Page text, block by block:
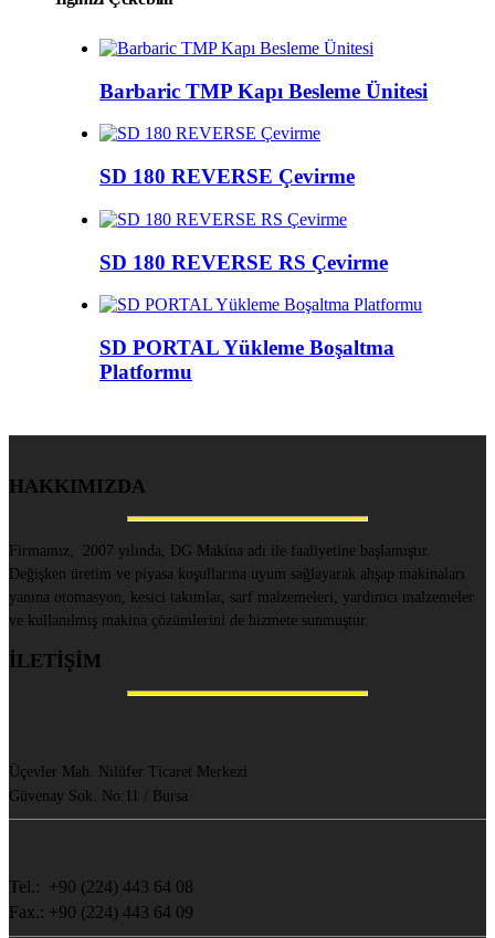
Barbaric TMP Kapı Besleme Ünitesi
SD 180 REVERSE Çevirme
SD 180 REVERSE RS Çevirme
SD PORTAL Yükleme Boşaltma
Platformu
HAKKIMIZDA
Firmamız, 2007 yılında, DG Makina adı ile faaliyetine başlamıştır.
Değişken üretim ve piyasa koşullarına uyum sağlayarak ahşap makinaları
yanına otomasyon, kesici takımlar, sarf malzemeleri, yardımcı malzemeler
ve kullanılmış makina çözümlerini de hizmete sunmuştur.
İLETİŞİM
Üçevler Mah. Nilüfer Ticaret Merkezi
Güvenay Sok. No:11 / Bursa
Tel.: +90 (224) 443 64 08
Fax.: +90 (224) 443 64 09